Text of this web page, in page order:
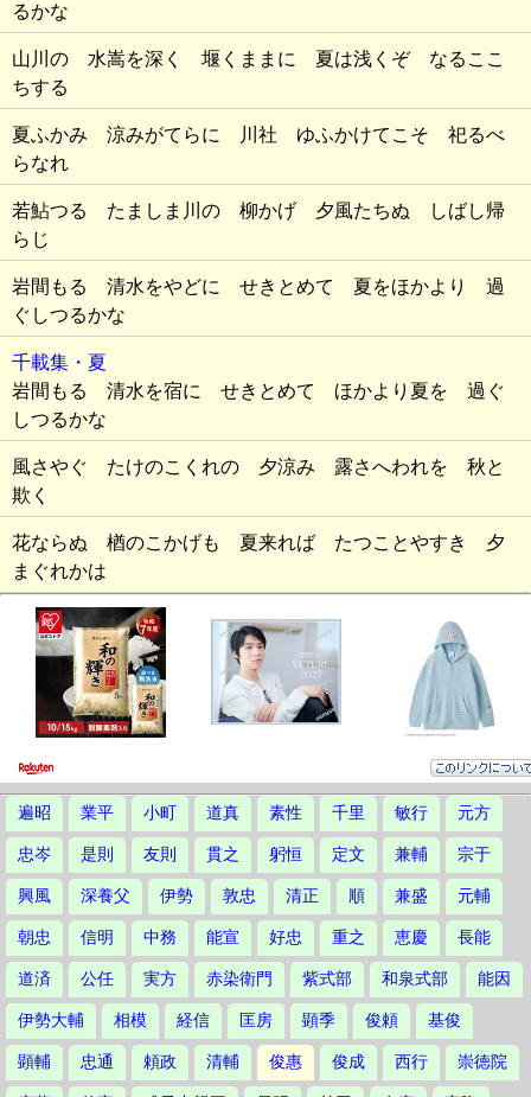
るかな
山川の 水嵩を深く 堰くままに 夏は浅くぞ なるここ
ちする
夏ふかみ 涼みがてらに 川社 ゆふかけてこそ 祀るべ
らなれ
若鮎つる たましま川の 柳かげ 夕風たちぬ しばし帰
らじ
岩間もる 清水をやどに せきとめて 夏をほかより 過
ぐしつるかな
千載集・夏
岩間もる 清水を宿に せきとめて ほかより夏を 過ぐ
しつるかな
風さやぐ たけのこくれの 夕涼み 露さへわれを 秋と
欺く
花ならぬ 楢のこかげも 夏来れば たつことやすき 夕
まぐれかは
遍昭 業平 小町 道真 素性 千里 敏行 元方
忠岑 是則 友則 貫之 躬恒 定文 兼輔 宗于
興風 深養父 伊勢 敦忠 清正 順 兼盛 元輔
朝忠 信明 中務 能宣 好忠 重之 恵慶 長能
道済 公任 実方 赤染衛門 紫式部 和泉式部 能因
伊勢大輔 相模 経信 匡房 顕季 俊頼 基俊
顕輔 忠通 頼政 清輔 俊惠 俊成 西行 崇徳院